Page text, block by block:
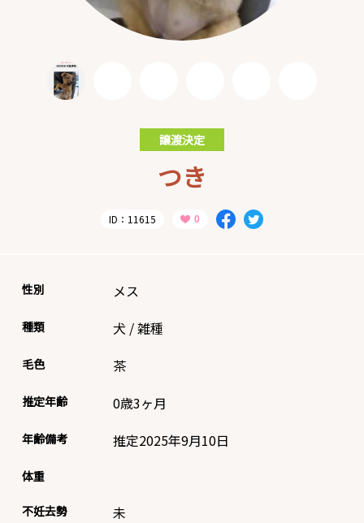
譲渡決定
つき
ID：11615
性別 メス
種類 犬 /雑種
毛色 茶
推定年齢 0歳3ヶ月
年齢備考 推定2025年9月10日
体重
不妊去勢 未